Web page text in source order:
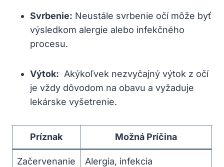
Svrbenie: Neustále svrbenie očí môže​ byť
výsledkom‍ alergie⁣ alebo infekčného
procesu.
Výtok: ‌ Akýkoľvek nezvyčajný výtok ⁢z očí ​
je vždy​ dôvodom na ⁣obavu a vyžaduje
lekárske⁣ vyšetrenie.
Príznak Možná Príčina
Začervenanie Alergia, ‍infekcia